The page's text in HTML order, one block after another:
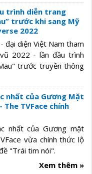
trình diễn trang
trước khi sang Mỹ
2022
đại diện Việt Nam tham
2022 - lần đầu trình
trước truyền thông
nhất của Gương Mặt
The TVFace chính
nhất của Gương mặt
vừa chính thức lộ
"Trái tim nói".
Xem thêm »